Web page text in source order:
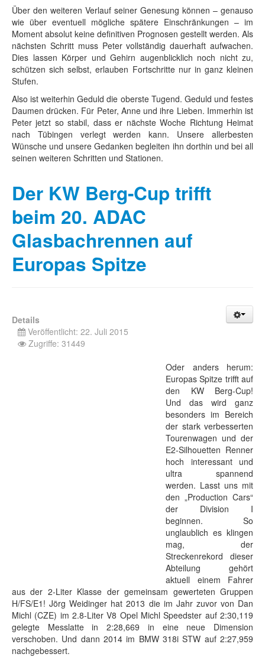
Über den weiteren Verlauf seiner Genesung können – genauso
wie über eventuell mögliche spätere Einschränkungen – im
Moment absolut keine definitiven Prognosen gestellt werden. Als
nächsten Schritt muss Peter vollständig dauerhaft aufwachen.
Dies lassen Körper und Gehirn augenblicklich noch nicht zu,
schützen sich selbst, erlauben Fortschritte nur in ganz kleinen
Stufen.
Also ist weiterhin Geduld die oberste Tugend. Geduld und festes
Daumen drücken. Für Peter, Anne und ihre Lieben. Immerhin ist
Peter jetzt so stabil, dass er nächste Woche Richtung Heimat
nach Tübingen verlegt werden kann. Unsere allerbesten
Wünsche und unsere Gedanken begleiten ihn dorthin und bei all
seinen weiteren Schritten und Stationen.
Der KW Berg-Cup trifft
beim 20. ADAC
Glasbachrennen auf
Europas Spitze
Details
Veröffentlicht: 22. Juli 2015
Zugriffe: 31449
Oder anders herum:
Europas Spitze trifft auf
den KW Berg-Cup!
Und das wird ganz
besonders im Bereich
der stark verbesserten
Tourenwagen und der
E2-Silhouetten Renner
hoch interessant und
ultra spannend
werden. Lasst uns mit
den „Production Cars“
der Division I
beginnen. So
unglaublich es klingen
mag, der
Streckenrekord dieser
Abteilung gehört
aktuell einem Fahrer
aus der 2-Liter Klasse der gemeinsam gewerteten Gruppen
H/FS/E1! Jörg Weidinger hat 2013 die im Jahr zuvor von Dan
Michl (CZE) im 2.8-Liter V8 Opel Michl Speedster auf 2:30,119
gelegte Messlatte in 2:28,669 in eine neue Dimension
verschoben. Und dann 2014 im BMW 318i STW auf 2:27,959
nachgebessert.